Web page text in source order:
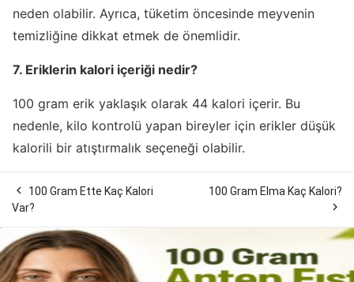
neden olabilir. Ayrıca, tüketim öncesinde meyvenin
temizliğine dikkat etmek de önemlidir.
7. Eriklerin kalori içeriği nedir?
100 gram erik yaklaşık olarak 44 kalori içerir. Bu
nedenle, kilo kontrolü yapan bireyler için erikler düşük
kalorili bir atıştırmalık seçeneği olabilir.

100 Gram Ette Kaç Kalori
Var?
100 Gram Elma Kaç Kalori?
